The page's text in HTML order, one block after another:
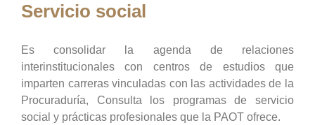
Servicio social
Es consolidar la agenda de relaciones
interinstitucionales con centros de estudios que
imparten carreras vinculadas con las actividades de la
Procuraduría, Consulta los programas de servicio
social y prácticas profesionales que la PAOT ofrece.